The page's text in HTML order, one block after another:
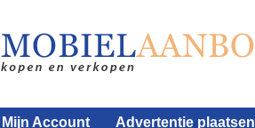
Mijn Account Advertentie plaatsen